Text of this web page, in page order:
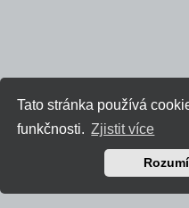
Tato stránka používá
funkčnosti. Zjistit více